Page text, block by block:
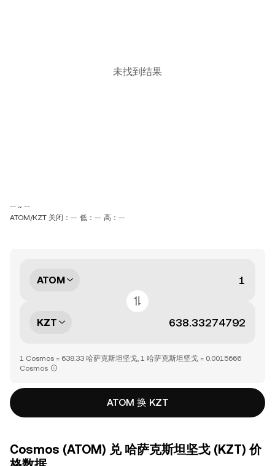
未找到结果
-- ~ --
ATOM/KZT 关闭：-- 低：-- 高：--
ATOM
KZT
1 Cosmos = 638.33 哈萨克斯坦坚戈, 1 哈萨克斯坦坚戈 = 0.0015666
Cosmos
ATOM 换 KZT
Cosmos (ATOM) 兑 哈萨克斯坦坚戈 (KZT) 价